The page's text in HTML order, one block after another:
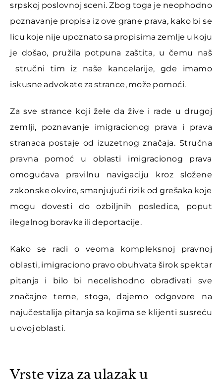
srpskoj poslovnoj sceni. Zbog toga je neophodno
poznavanje propisa iz ove grane prava, kako bi se
licu koje nije upoznato sa propisima zemlje u koju
je došao, pružila potpuna zaštita, u čemu naš
stručni tim iz naše kancelarije, gde imamo
iskusne advokate za strance, može pomoći.
Za sve strance koji žele da žive i rade u drugoj
zemlji, poznavanje imigracionog prava i prava
stranaca postaje od izuzetnog značaja. Stručna
pravna pomoć u oblasti imigracionog prava
omogućava pravilnu navigaciju kroz složene
zakonske okvire, smanjujući rizik od grešaka koje
mogu dovesti do ozbiljnih posledica, poput
ilegalnog boravka ili deportacije.
Kako se radi o veoma kompleksnoj pravnoj
oblasti, imigraciono pravo obuhvata širok spektar
pitanja i bilo bi necelishodno obrađivati sve
značajne teme, stoga, dajemo odgovore na
najučestalija pitanja sa kojima se klijenti susreću
u ovoj oblasti.
Vrste viza za ulazak u